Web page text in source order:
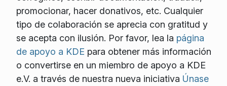
promocionar, hacer donativos, etc. Cualquier
tipo de colaboración se aprecia con gratitud y
se acepta con ilusión. Por favor, lea la página
de apoyo a KDE para obtener más información
o convertirse en un miembro de apoyo a KDE
e.V. a través de nuestra nueva iniciativa Únase